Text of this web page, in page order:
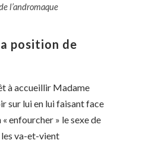
l’andromaque
position de
à accueillir Madame
sur lui en lui faisant face
« enfourcher » le sexe de
les va-et-vient